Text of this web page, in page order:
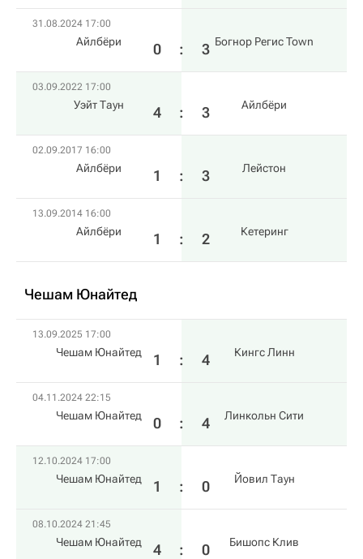
31.08.2024 17:00
Айлбёри 0 : 3 Богнор Регис Town
03.09.2022 17:00
Уэйт Таун 4 : 3 Айлбёри
02.09.2017 16:00
Айлбёри 1 : 3 Лейстон
13.09.2014 16:00
Айлбёри 1 : 2 Кетеринг
Чешам Юнайтед
13.09.2025 17:00
Чешам Юнайтед 1 : 4 Кингс Линн
04.11.2024 22:15
Чешам Юнайтед 0 : 4 Линкольн Сити
12.10.2024 17:00
Чешам Юнайтед 1 : 0 Йовил Таун
08.10.2024 21:45
Чешам Юнайтед 4 : 0 Бишопс Клив